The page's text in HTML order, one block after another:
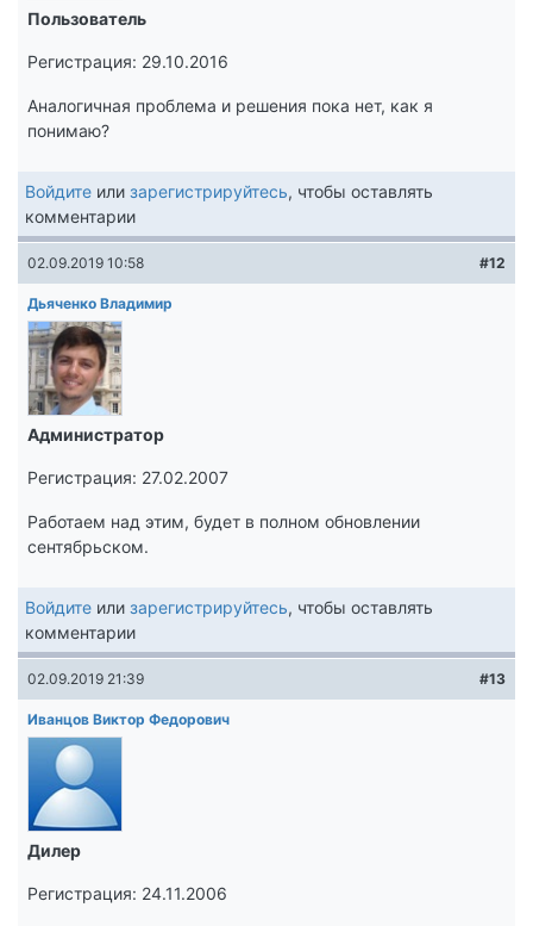
Пользователь
Регистрация: 29.10.2016
Аналогичная проблема и решения пока нет, как я
понимаю?
Войдите или зарегистрируйтесь, чтобы оставлять
комментарии
02.09.2019 10:58 #12
Дьяченко Владимир
Администратор
Регистрация: 27.02.2007
Работаем над этим, будет в полном обновлении
сентябрьском.
Войдите или зарегистрируйтесь, чтобы оставлять
комментарии
02.09.2019 21:39 #13
Иванцов Виктор Федорович
Дилер
Регистрация: 24.11.2006